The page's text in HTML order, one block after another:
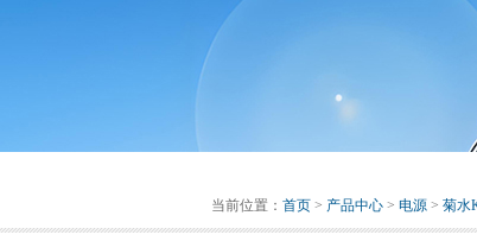
当前位置： 首页 > 产品中心 > 电源 > 菊水